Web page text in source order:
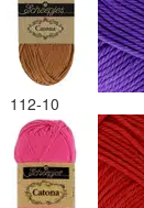
112-10